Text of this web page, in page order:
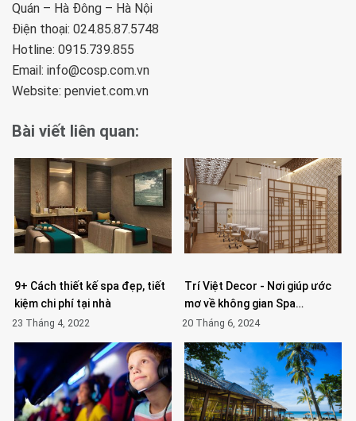
Quán – Hà Đông – Hà Nội
Điện thoại: 024.85.87.5748
Hotline: 0915.739.855
Email: info@cosp.com.vn
Website: penviet.com.vn
Bài viết liên quan:
9+ Cách thiết kế spa đẹp, tiết
kiệm chi phí tại nhà
23 Tháng 4, 2022
Trí Việt Decor - Nơi giúp ước
mơ về không gian Spa…
20 Tháng 6, 2024